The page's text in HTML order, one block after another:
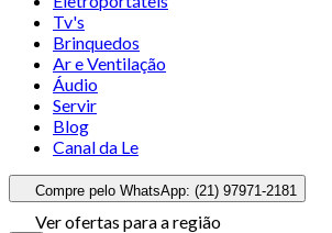
Tv's
Brinquedos
Ar e Ventilação
Áudio
Servir
Blog
Canal da Le
Compre pelo WhatsApp: (21) 97971-2181
Ver ofertas para a região